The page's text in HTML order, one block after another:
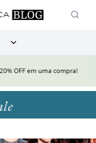
Alternar